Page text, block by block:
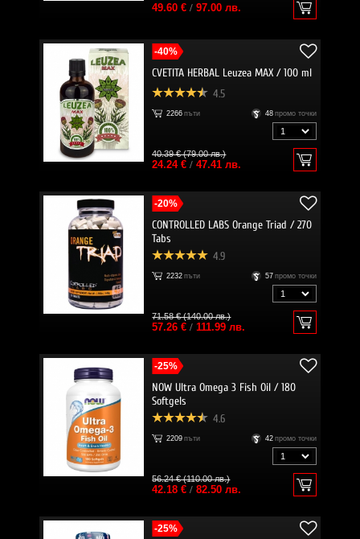
49.60 €/ 97.00 лв.
-40%
CVETITA HERBAL Leuzea MAX / 100 ml
4.5
2266 пъти 48 промо точки
40.39 € (79.00 лв.)
24.24 €/ 47.41 лв.
-20%
CONTROLLED LABS Orange Triad / 270
Tabs
4.9
2232 пъти 57 промо точки
71.58 € (140.00 лв.)
57.26 €/ 111.99 лв.
-25%
NOW Ultra Omega 3 Fish Oil / 180
Softgels
4.6
2209 пъти 42 промо точки
56.24 € (110.00 лв.)
42.18 €/ 82.50 лв.
-25%